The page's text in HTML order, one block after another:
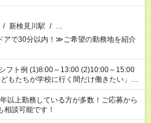
/ 新検見川駅 / …
アで30分以内！≫ご希望の勤務地を紹介
準備がしたい」 「午前中は働いて、午後
にしたい」 など、ご希望を教えてくださ
の勤務時間。 合計で週40時間を超える
以上勤務している方が多数！ご応募から
談可能です！